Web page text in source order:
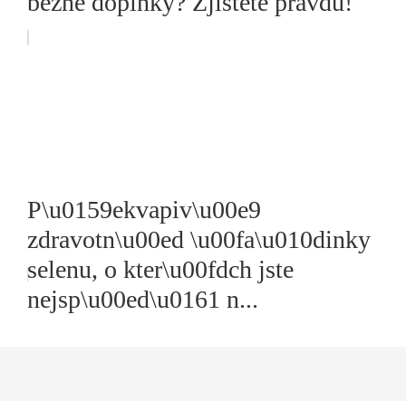
P\u0159ekvapiv\u00e9
zdravotn\u00ed \u00fa\u010dinky
selenu, o kter\u00fdch jste
nejsp\u00ed\u0161 n...